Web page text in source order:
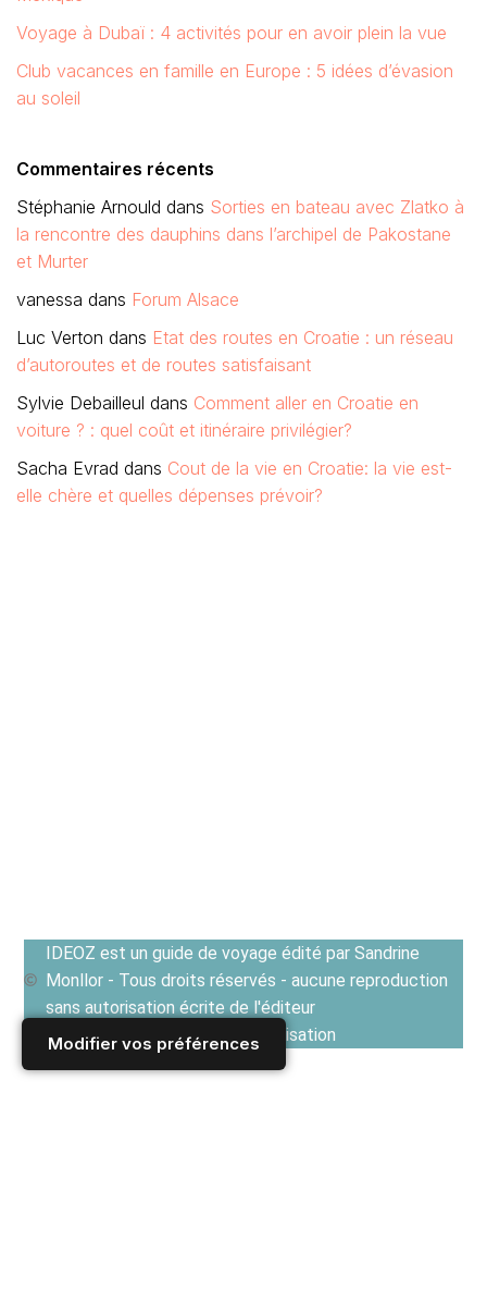
Modifier vos préférences
Voyage à Dubaï : 4 activités pour en avoir plein la vue
Club vacances en famille en Europe : 5 idées d’évasion
au soleil
Commentaires récents
Stéphanie Arnould dans Sorties en bateau avec Zlatko à
la rencontre des dauphins dans l’archipel de Pakostane
et Murter
vanessa dans Forum Alsace
Luc Verton dans Etat des routes en Croatie : un réseau
d’autoroutes et de routes satisfaisant
Sylvie Debailleul dans Comment aller en Croatie en
voiture ? : quel coût et itinéraire privilégier?
Sacha Evrad dans Cout de la vie en Croatie: la vie est-
elle chère et quelles dépenses prévoir?
IDEOZ est un guide de voyage édité par Sandrine
Monllor - Tous droits réservés - aucune reproduction
sans autorisation écrite de l'éditeur
Voir les Conditions générales d'utilisation